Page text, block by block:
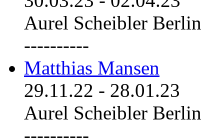
Aurel Scheibler Berlin
----------
Matthias Mansen
29.11.22 - 28.01.23
Aurel Scheibler Berlin